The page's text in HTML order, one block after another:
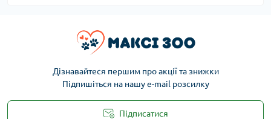
Дізнавайтеся першим про акції та знижки
Підпишіться на нашу e-mail розсилку
Підписатися